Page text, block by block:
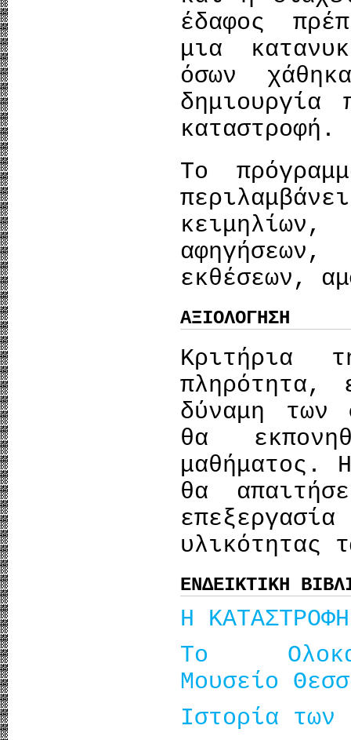
έδαφος
μια
όσων
καταστροφή.
Το
κειμηλίων,
εκθέσεων,
ΑΞΙΟΛΟΓΗΣΗ
Κριτήρια
πληρότητα,
δύναμη των
θα
μαθήματος.
θα
υλικότητας
ΕΝΔΕΙΚΤΙΚΗ
Η
Το
Μουσείο
Ιστορία των